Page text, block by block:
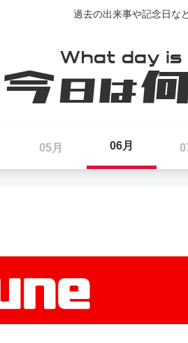
過去の出来事や記念日な
05月 06月